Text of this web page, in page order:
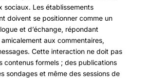
sociaux. Les établissements
doivent se positionner comme un
et d’échange, répondant
aux commentaires,
Cette interaction ne doit pas
contenus formels ; des publications
sondages et même des sessions de